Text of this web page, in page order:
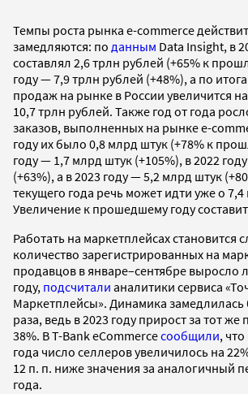
Темпы роста рынка e-commerce
замедляются: по данным Data Insight, в
составлял 2,6 трлн рублей (+65% к
году — 7,9 трлн рублей (+48%), а по
продаж на рынке в России увеличится
10,7 трлн рублей. Также год от года
заказов, выполненных на рынке e-
году их было 0,8 млрд штук (+78% к
году — 1,7 млрд штук (+105%), в 2022
(+63%), а в 2023 году — 5,2 млрд штук
текущего года речь может идти уже о
Увеличение к прошедшему году
Работать на маркетплейсах становится
количество зарегистрированных на
продавцов в январе–сентябре выросло
году, подсчитали аналитики сервиса
Маркетплейсы». Динамика замедлилась
раза, ведь в 2023 году прирост за тот же
38%. В T-Bank eCommerceсообщили,
года число селлеров увеличилось на
12 п. п. ниже значения за аналогичный
года.